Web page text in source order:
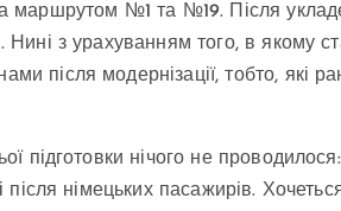
маршрутом №1 та №19. Після
з урахуванням того, в якому
після модернізації, тобто, які
підготовки нічого не
німецьких пасажирів.